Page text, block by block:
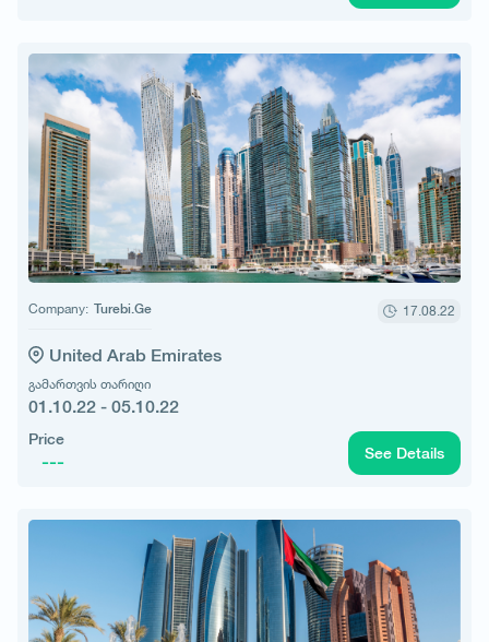
Company: Turebi.Ge 17.08.22
United Arab Emirates
გამართვის თარიღი
01.10.22 - 05.10.22
Price
--- See Details